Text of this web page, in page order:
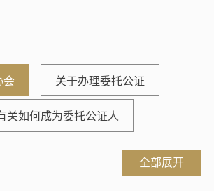
会 关于办理委托公证
关如何成为委托公证人
全部展开